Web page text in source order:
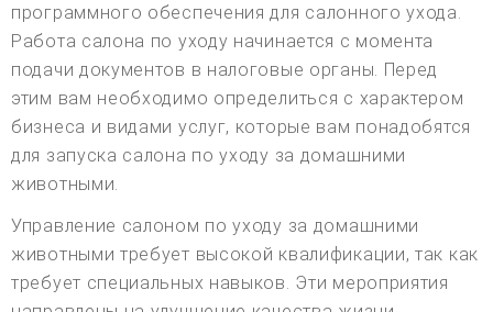
программного обеспечения для салонного ухода.
Работа салона по уходу начинается с момента
подачи документов в налоговые органы. Перед
этим вам необходимо определиться с характером
бизнеса и видами услуг, которые вам понадобятся
для запуска салона по уходу за домашними
животными.
Управление салоном по уходу за домашними
животными требует высокой квалификации, так как
требует специальных навыков. Эти мероприятия